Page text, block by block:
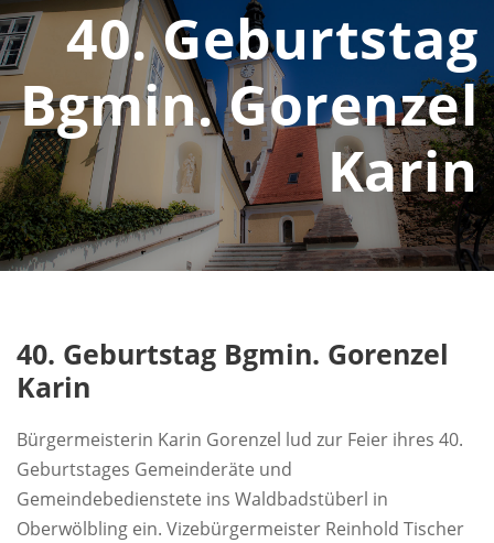
40. Geburtstag
Bgmin. Gorenzel
Karin
40. Geburtstag Bgmin. Gorenzel
Karin
Bürgermeisterin Karin Gorenzel lud zur Feier ihres 40.
Geburtstages Gemeinderäte und
Gemeindebedienstete ins Waldbadstüberl in
Oberwölbling ein. Vizebürgermeister Reinhold Tischer